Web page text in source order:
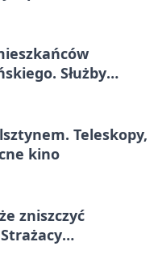
Służby
Teleskopy,
kino
zniszczyć